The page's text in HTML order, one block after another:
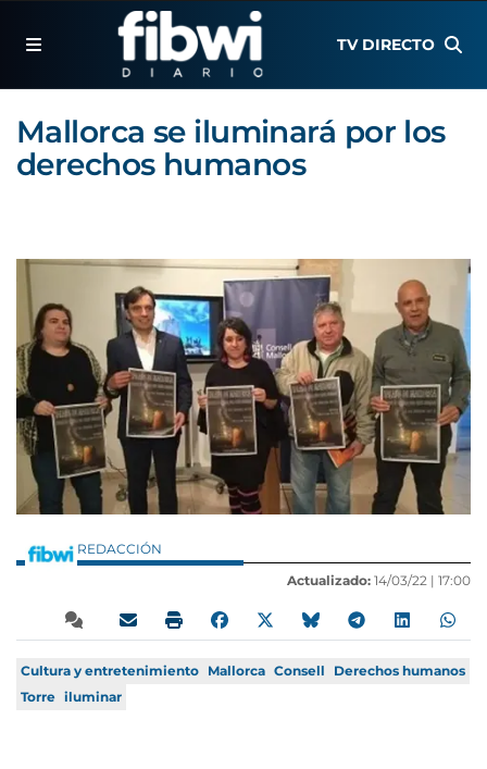
TV DIRECTO
Mallorca se iluminará por los
derechos humanos
REDACCIÓN
Actualizado: 14/03/22 | 17:00
Cultura y entretenimiento Mallorca Consell
Derechos humanos
Torre iluminar